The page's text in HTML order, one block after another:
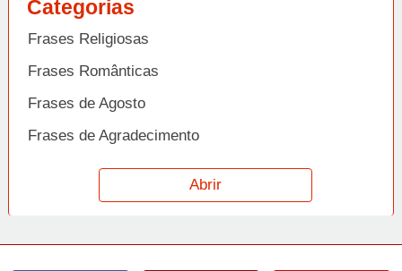
Categorias
Frases Religiosas
Frases Românticas
Frases de Agosto
Frases de Agradecimento
Frases de Amizade
Frases de Amor
Abrir